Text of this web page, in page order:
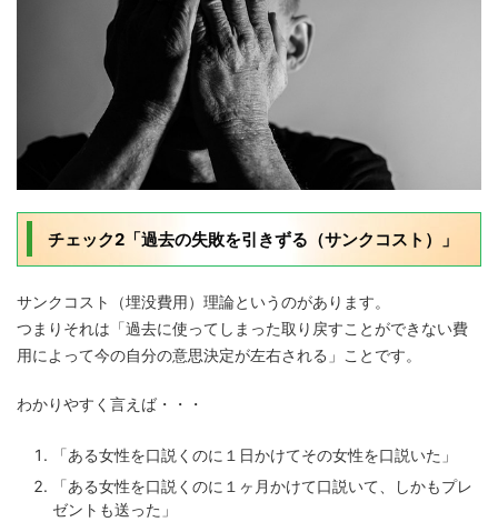
チェック2「過去の失敗を引きずる（サンクコスト）」
サンクコスト（埋没費用）理論というのがあります。
つまりそれは「過去に使ってしまった取り戻すことができない費
用によって今の自分の意思決定が左右される」ことです。
わかりやすく言えば・・・
「ある女性を口説くのに１日かけてその女性を口説いた」
「ある女性を口説くのに１ヶ月かけて口説いて、しかもプレ
ゼントも送った」